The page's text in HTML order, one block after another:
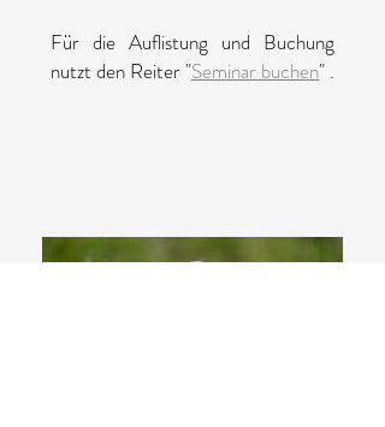
Für die Auflistung und Buchung
nutzt den Reiter "Seminar buchen" .